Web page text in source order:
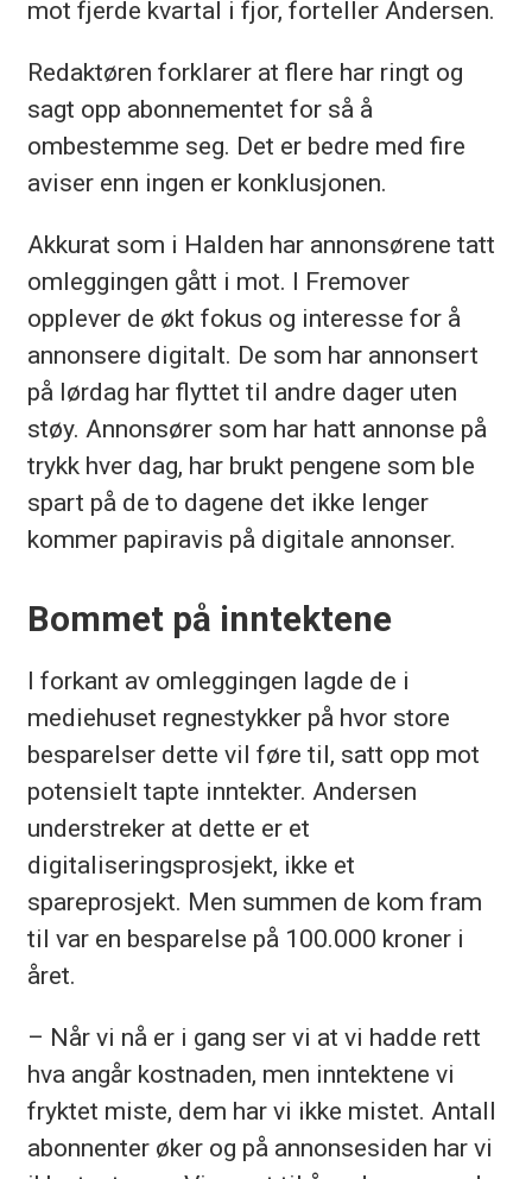
mot fjerde kvartal i fjor, forteller Andersen.
Redaktøren forklarer at flere har ringt og
sagt opp abonnementet for så å
ombestemme seg. Det er bedre med fire
aviser enn ingen er konklusjonen.
Akkurat som i Halden har annonsørene tatt
omleggingen gått i mot. I Fremover
opplever de økt fokus og interesse for å
annonsere digitalt. De som har annonsert
på lørdag har flyttet til andre dager uten
støy. Annonsører som har hatt annonse på
trykk hver dag, har brukt pengene som ble
spart på de to dagene det ikke lenger
kommer papiravis på digitale annonser.
Bommet på inntektene
I forkant av omleggingen lagde de i
mediehuset regnestykker på hvor store
besparelser dette vil føre til, satt opp mot
potensielt tapte inntekter. Andersen
understreker at dette er et
digitaliseringsprosjekt, ikke et
spareprosjekt. Men summen de kom fram
til var en besparelse på 100.000 kroner i
året.
– Når vi nå er i gang ser vi at vi hadde rett
hva angår kostnaden, men inntektene vi
fryktet miste, dem har vi ikke mistet. Antall
abonnenter øker og på annonsesiden har vi